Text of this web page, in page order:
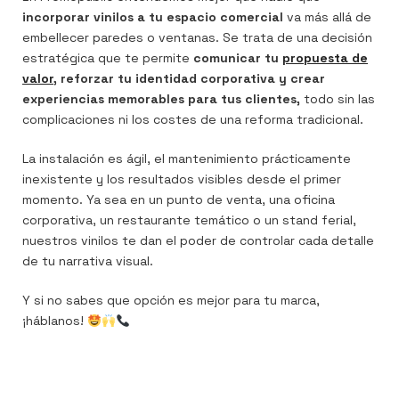
incorporar vinilos a tu espacio comercial va más allá de
embellecer paredes o ventanas. Se trata de una decisión
estratégica que te permite comunicar tu propuesta de
valor, reforzar tu identidad corporativa y crear
experiencias memorables para tus clientes, todo sin las
complicaciones ni los costes de una reforma tradicional.
La instalación es ágil, el mantenimiento prácticamente
inexistente y los resultados visibles desde el primer
momento. Ya sea en un punto de venta, una oficina
corporativa, un restaurante temático o un stand ferial,
nuestros vinilos te dan el poder de controlar cada detalle
de tu narrativa visual.
Y si no sabes que opción es mejor para tu marca,
¡háblanos!